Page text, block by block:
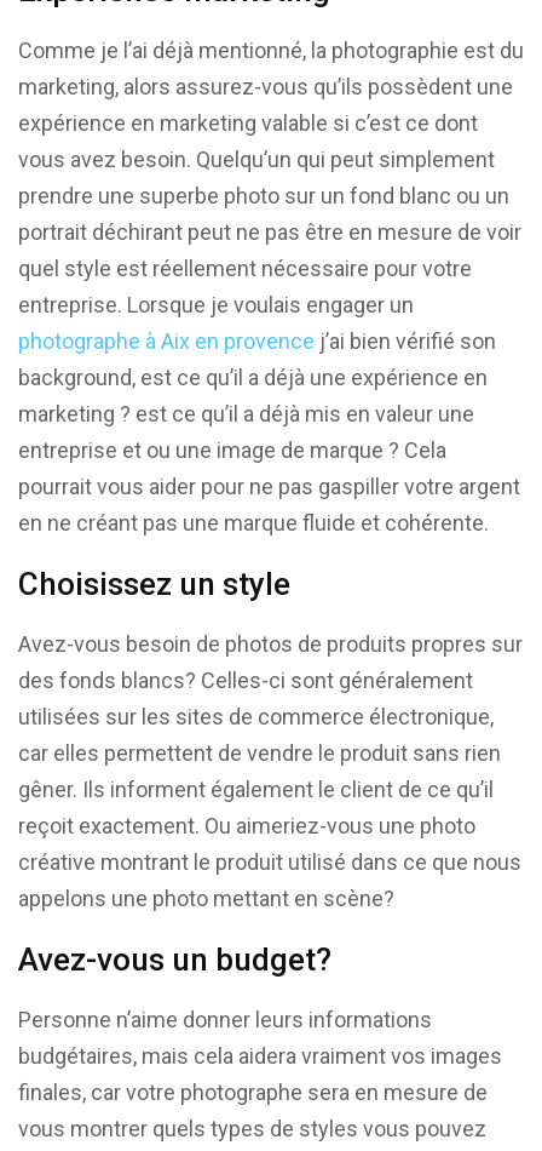
Comme je l’ai déjà mentionné, la photographie est du
marketing, alors assurez-vous qu’ils possèdent une
expérience en marketing valable si c’est ce dont
vous avez besoin. Quelqu’un qui peut simplement
prendre une superbe photo sur un fond blanc ou un
portrait déchirant peut ne pas être en mesure de voir
quel style est réellement nécessaire pour votre
entreprise. Lorsque je voulais engager un
photographe à Aix en provence j’ai bien vérifié son
background, est ce qu’il a déjà une expérience en
marketing ? est ce qu’il a déjà mis en valeur une
entreprise et ou une image de marque ? Cela
pourrait vous aider pour ne pas gaspiller votre argent
en ne créant pas une marque fluide et cohérente.
Choisissez un style
Avez-vous besoin de photos de produits propres sur
des fonds blancs? Celles-ci sont généralement
utilisées sur les sites de commerce électronique,
car elles permettent de vendre le produit sans rien
gêner. Ils informent également le client de ce qu’il
reçoit exactement. Ou aimeriez-vous une photo
créative montrant le produit utilisé dans ce que nous
appelons une photo mettant en scène?
Avez-vous un budget?
Personne n’aime donner leurs informations
budgétaires, mais cela aidera vraiment vos images
finales, car votre photographe sera en mesure de
vous montrer quels types de styles vous pouvez